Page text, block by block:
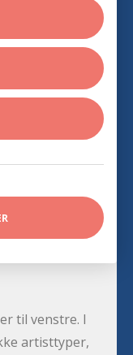
til venstre. I
artisttyper,